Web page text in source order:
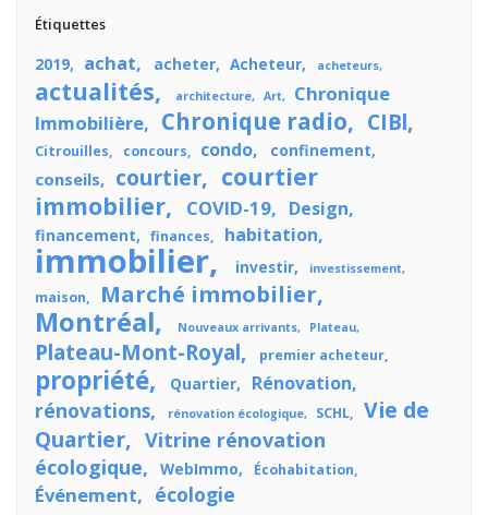
Étiquettes
2019 achat acheter Acheteur acheteurs
actualités architecture Art
Chronique
Immobilière
Chronique radio CIBl
Citrouilles concours condo confinement
conseils courtier
courtier
immobilier
COVID-19 Design
financement finances habitation
immobilier investir investissement
maison Marché immobilier
Montréal Nouveaux arrivants Plateau
Plateau-Mont-Royal premier acheteur
propriété Quartier Rénovation
rénovations rénovation écologique SCHL
Vie de
Quartier
Vitrine rénovation
écologique
WebImmo Écohabitation
Événement écologie